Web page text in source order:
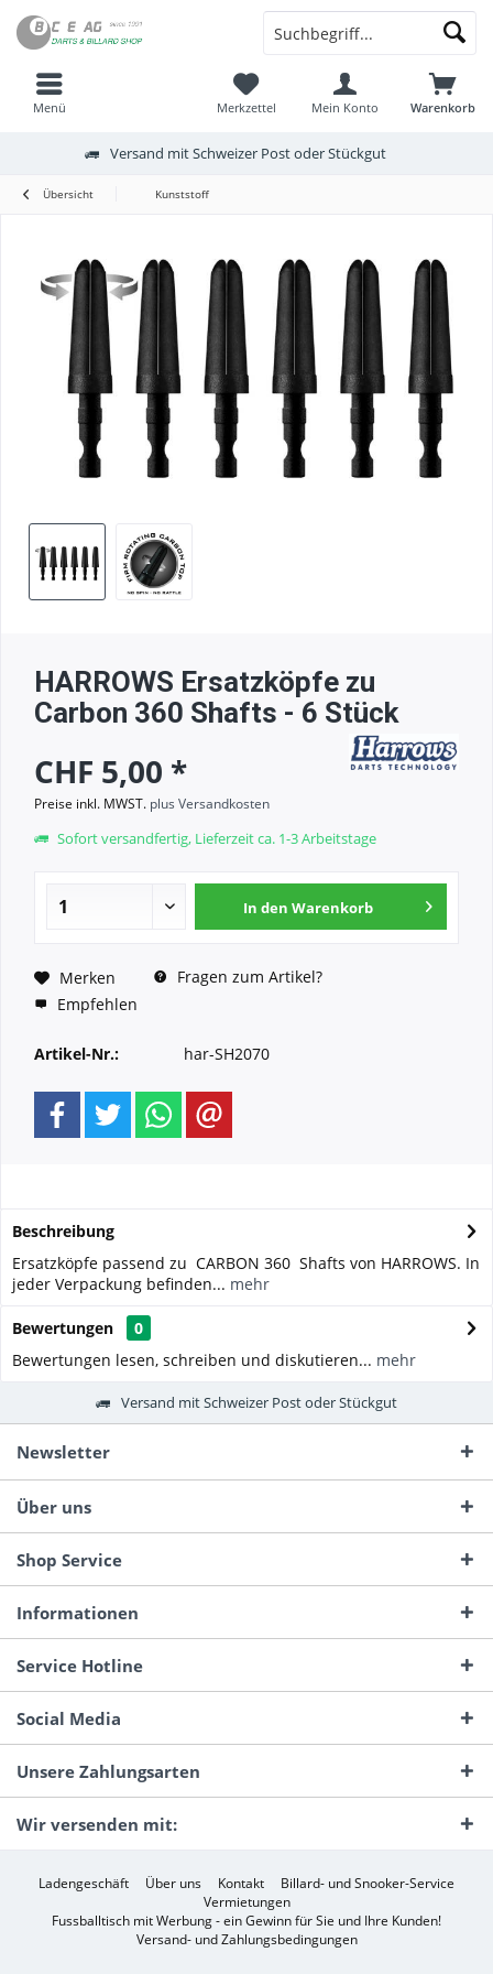
Menü Warenkorb
Merkzettel Mein Konto
Versand mit Schweizer Post oder Stückgut
Übersicht Kunststoff
HARROWS Ersatzköpfe zu
Carbon 360 Shafts - 6 Stück
CHF 5,00 *
Preise inkl. MWST. plus Versandkosten
Sofort versandfertig, Lieferzeit ca. 1-3 Arbeitstage
In den Warenkorb
Merken
Fragen zum Artikel?
Empfehlen
Artikel-Nr.: har-SH2070
Beschreibung
Ersatzköpfe passend zu CARBON 360 Shafts von HARROWS. In
jeder Verpackung befinden... mehr
Bewertungen
0
Bewertungen lesen, schreiben und diskutieren... mehr
Versand mit Schweizer Post oder Stückgut
Newsletter
Über uns
Shop Service
Informationen
Service Hotline
Social Media
Unsere Zahlungsarten
Wir versenden mit:
Ladengeschäft Über uns Kontakt
Billard- und Snooker-Service
Vermietungen
Fussballtisch mit Werbung - ein Gewinn für Sie und Ihre Kunden!
Versand- und Zahlungsbedingungen